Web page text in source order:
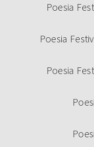
Poesia
Poesia
Poesia